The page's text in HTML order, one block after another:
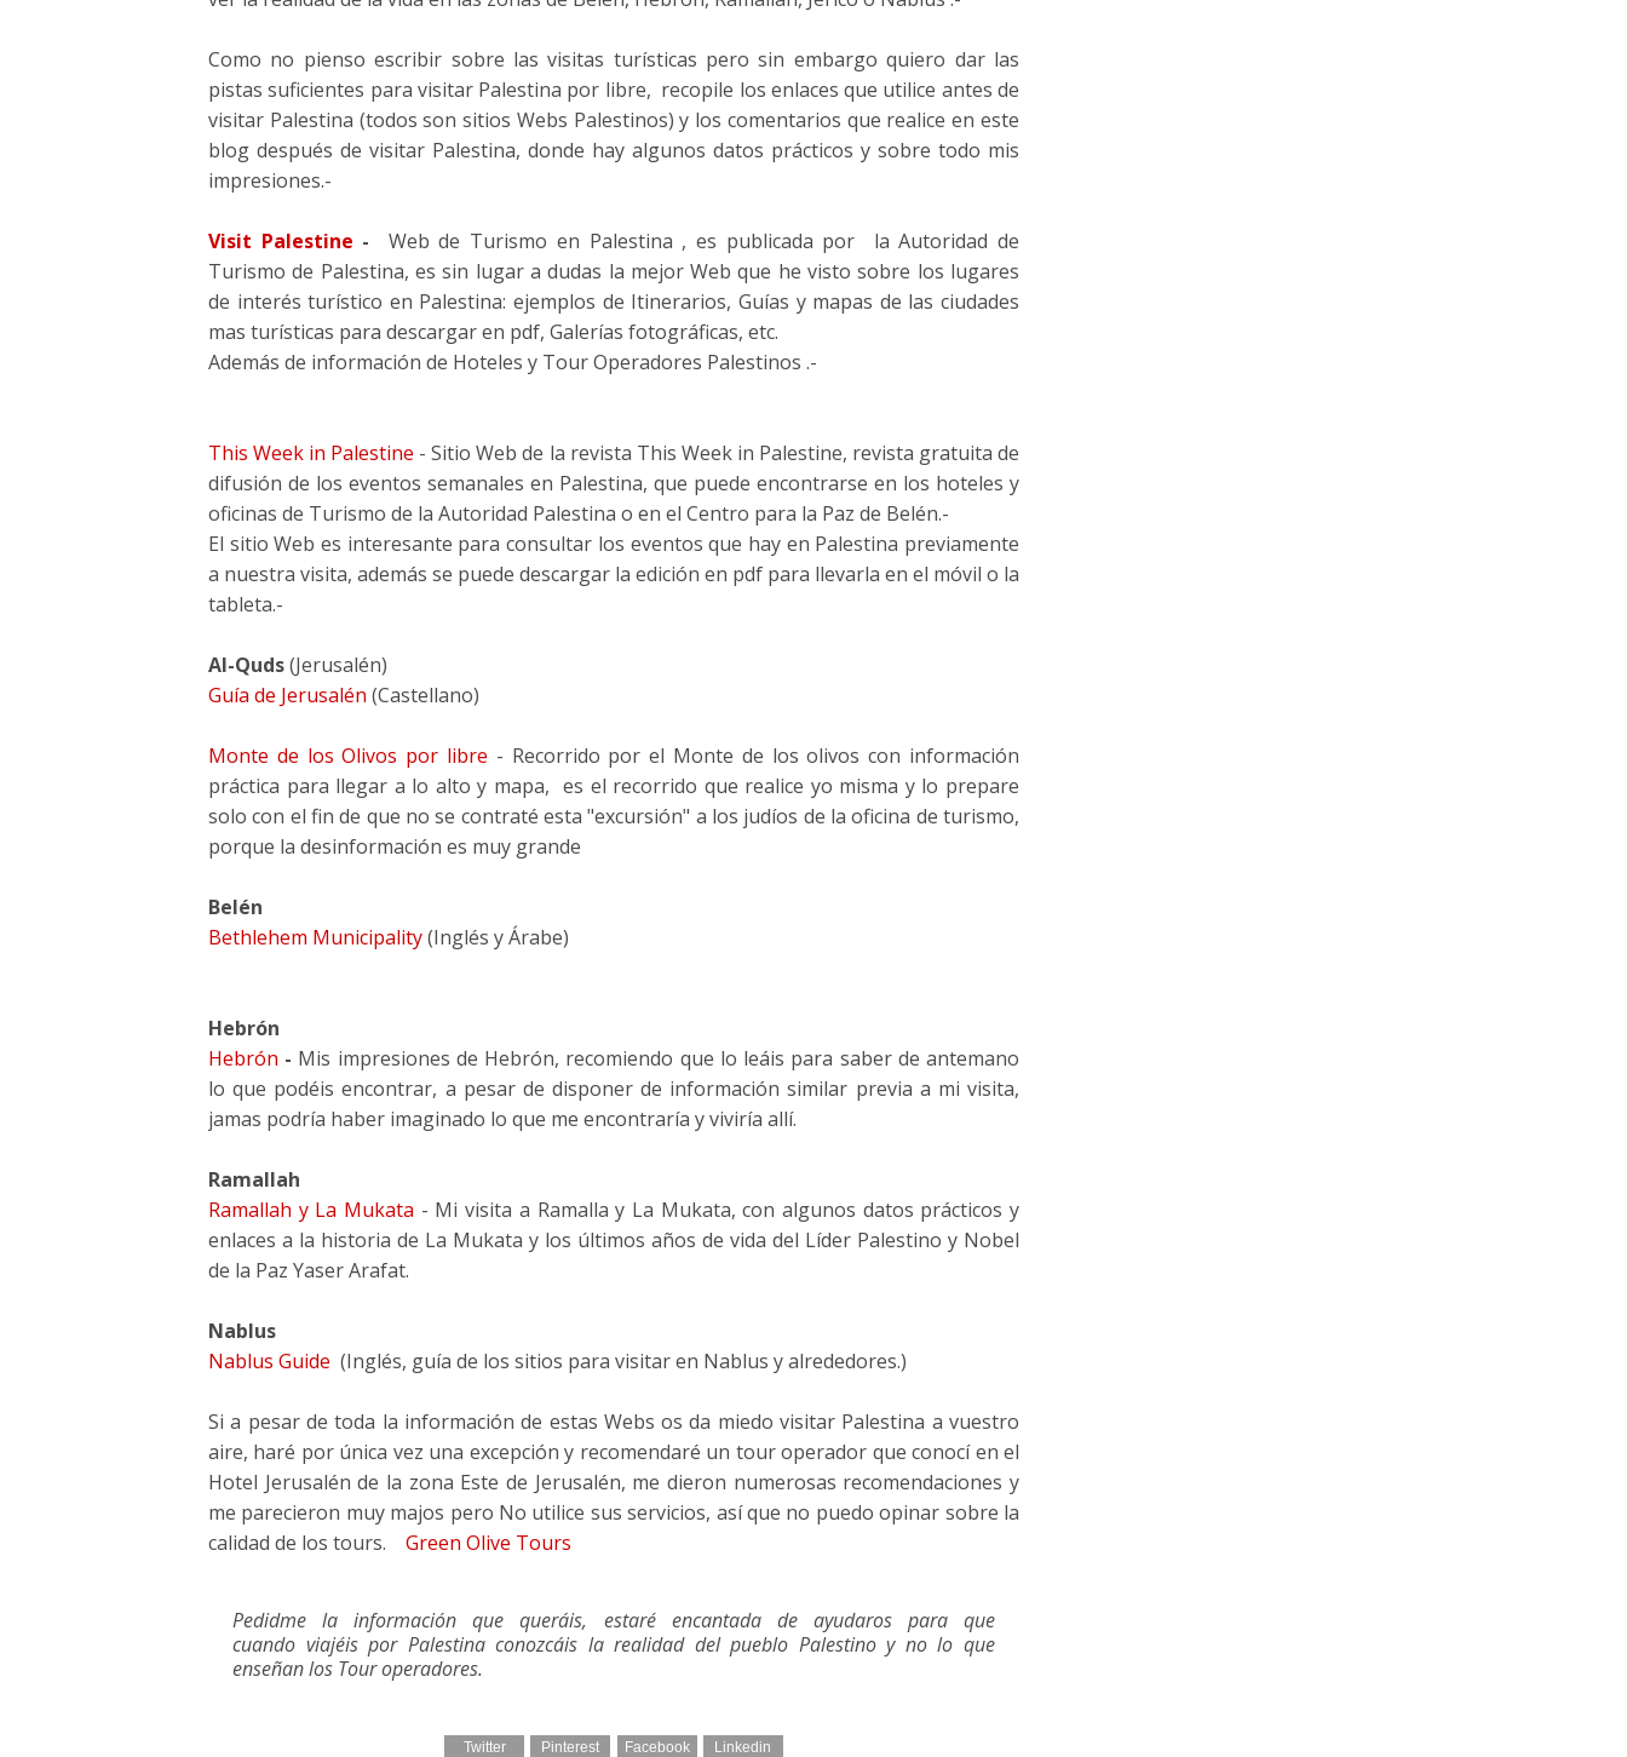
Como no pienso escribir sobre las visitas turísticas pero sin embargo quiero dar las
pistas suficientes para visitar Palestina por libre, recopile los enlaces que utilice antes de
visitar Palestina (todos son sitios Webs Palestinos) y los comentarios que realice en este
blog después de visitar Palestina, donde hay algunos datos prácticos y sobre todo mis
impresiones.-
Visit Palestine - Web de Turismo en Palestina , es publicada por la Autoridad de
Turismo de Palestina, es sin lugar a dudas la mejor Web que he visto sobre los lugares
de interés turístico en Palestina: ejemplos de Itinerarios, Guías y mapas de las ciudades
mas turísticas para descargar en pdf, Galerías fotográficas, etc.
Además de información de Hoteles y Tour Operadores Palestinos .-
This Week in Palestine - Sitio Web de la revista This Week in Palestine, revista gratuita de
difusión de los eventos semanales en Palestina, que puede encontrarse en los hoteles y
oficinas de Turismo de la Autoridad Palestina o en el Centro para la Paz de Belén.-
El sitio Web es interesante para consultar los eventos que hay en Palestina previamente
a nuestra visita, además se puede descargar la edición en pdf para llevarla en el móvil o la
tableta.-
Al-Quds(Jerusalén)
Guía de Jerusalén (Castellano)
Monte de los Olivos por libre - Recorrido por el Monte de los olivos con información
práctica para llegar a lo alto y mapa, es el recorrido que realice yo misma y lo prepare
solo con el fin de que no se contraté esta "excursión" a los judíos de la oficina de turismo,
porque la desinformación es muy grande
Belén
Bethlehem Municipality(Inglés y Árabe)
Hebrón
Hebrón - Mis impresiones de Hebrón, recomiendo que lo leáis para saber de antemano
lo que podéis encontrar, a pesar de disponer de información similar previa a mi visita,
jamas podría haber imaginado lo que me encontraría y viviría allí.
Ramallah
Ramallah y La Mukata - Mi visita a Ramalla y La Mukata, con algunos datos prácticos y
enlaces a la historia de La Mukata y los últimos años de vida del Líder Palestino y Nobel
de la Paz Yaser Arafat.
Nablus
Nablus Guide (Inglés, guía de los sitios para visitar en Nablus y alrededores.)
Si a pesar de toda la información de estas Webs os da miedo visitar Palestina a vuestro
aire, haré por única vez una excepción y recomendaré un tour operador que conocí en el
Hotel Jerusalén de la zona Este de Jerusalén, me dieron numerosas recomendaciones y
me parecieron muy majos pero No utilice sus servicios, así que no puedo opinar sobre la
calidad de los tours.
Green Olive Tours
Pedidme la información que queráis, estaré encantada de ayudaros para que
cuando viajéis por Palestina conozcáis la realidad del pueblo Palestino y no lo que
enseñan los Tour operadores.
Twitter Pinterest Facebook Linkedin